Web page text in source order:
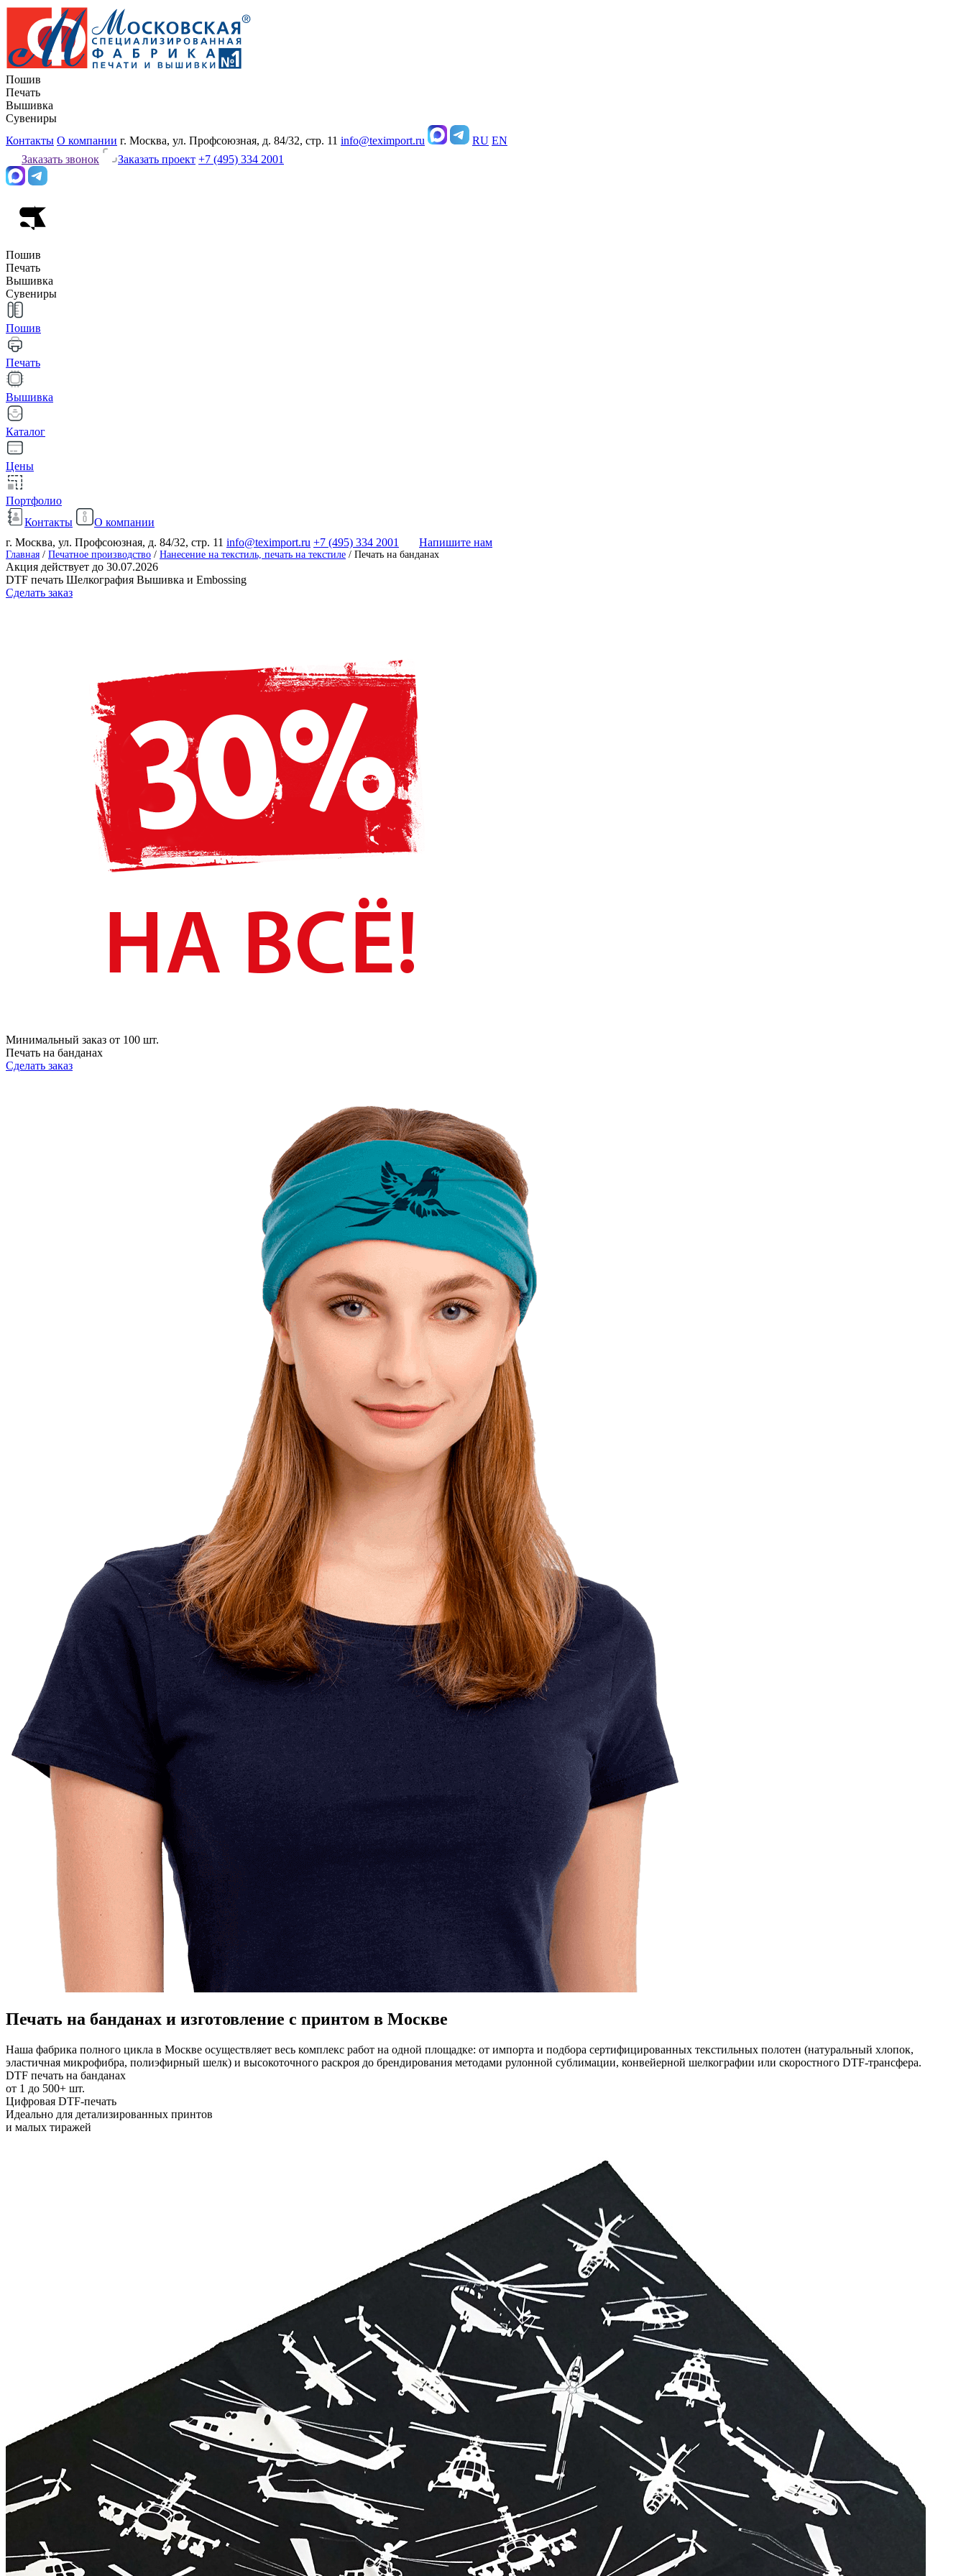
Пошив
Печать
Вышивка
Сувениры
Контакты О компании г. Москва, ул. Профсоюзная, д. 84/32, стр. 11 info@teximport.ru RU EN
Заказать звонок
Заказать проект +7 (495) 334 2001
Пошив
Печать
Вышивка
Сувениры
Пошив
Печать
Вышивка
Каталог
Цены
Портфолио
Контакты
О компании
г. Москва, ул. Профсоюзная, д. 84/32, стр. 11 info@teximport.ru +7 (495) 334 2001 Напишите нам
Главная / Печатное производство / Нанесение на текстиль, печать на текстиле / Печать на банданах
Акция действует до 30.07.2026
DTF печать Шелкография Вышивка и Embossing
Сделать заказ
Минимальный заказ от 100 шт.
Печать на банданах
Сделать заказ
Печать на банданах и изготовление с принтом в Москве
Наша фабрика полного цикла в Москве осуществляет весь комплекс работ на одной площадке: от импорта и подбора сертифицированных текстильных полотен (натуральный хлопок,
эластичная микрофибра, полиэфирный шелк) и высокоточного раскроя до брендирования методами рулонной сублимации, конвейерной шелкографии или скоростного DTF-трансфера.
DTF печать на банданах
от 1 до 500+ шт.
Цифровая DTF-печать
Идеально для детализированных принтов
и малых тиражей